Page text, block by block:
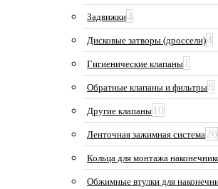
Задвижки4
Дисковые затворы (дроссели)4
Гигиенические клапаны 1
Обратные клапаны и фильтры8
Другие клапаны 10
Ленточная зажимная система26
Кольца для монтажа
Обжимные втулки для